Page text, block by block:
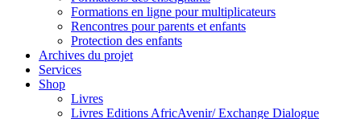
Formations en ligne pour multiplicateurs
Rencontres pour parents et enfants
Protection des enfants
Archives du projet
Services
Shop
Livres
Livres Editions AfricAvenir/ Exchange Dialogue